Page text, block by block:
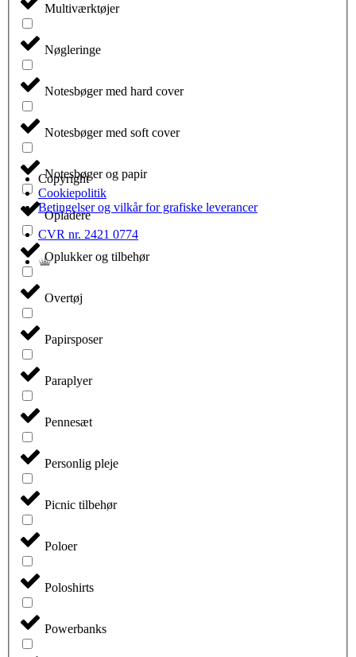
Multiværktøjer
Nøgleringe
Notesbøger med hard cover
Notesbøger med soft cover
Notesbøger og papir
Opladere
Oplukker og tilbehør
Overtøj
Papirsposer
Paraplyer
Pennesæt
Personlig pleje
Picnic tilbehør
Poloer
Poloshirts
Powerbanks
Copyright
Cookiepolitik
Betingelser og vilkår for grafiske leverancer
CVR nr. 2421 0774